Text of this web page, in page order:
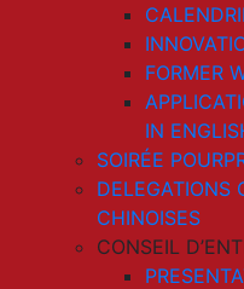
FORMER
IN
SOIRÉE
DELEGATIONS
CHINOISES
CONSEIL